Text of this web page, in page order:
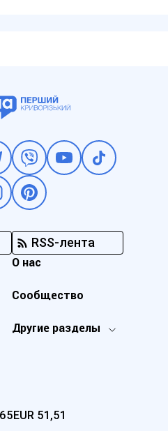
RSS-лента
Другие разделы
О нас
Сообщество
EUR 51,51